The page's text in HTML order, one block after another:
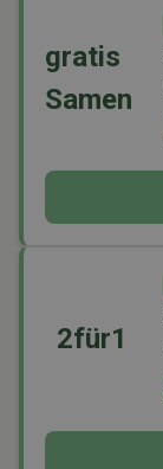
gratis
Samen
2für1